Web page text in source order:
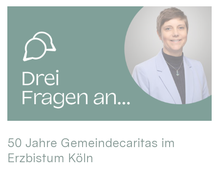
50 Jahre Gemeindecaritas im
Erzbistum Köln